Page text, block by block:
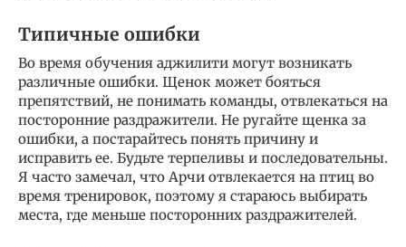
Типичные ошибки
Во время обучения аджилити могут возникать
различные ошибки. Щенок может бояться
препятствий, не понимать команды, отвлекаться на
посторонние раздражители. Не ругайте щенка за
ошибки, а постарайтесь понять причину и
исправить ее. Будьте терпеливы и последовательны.
Я часто замечал, что Арчи отвлекается на птиц во
время тренировок, поэтому я стараюсь выбирать
места, где меньше посторонних раздражителей.